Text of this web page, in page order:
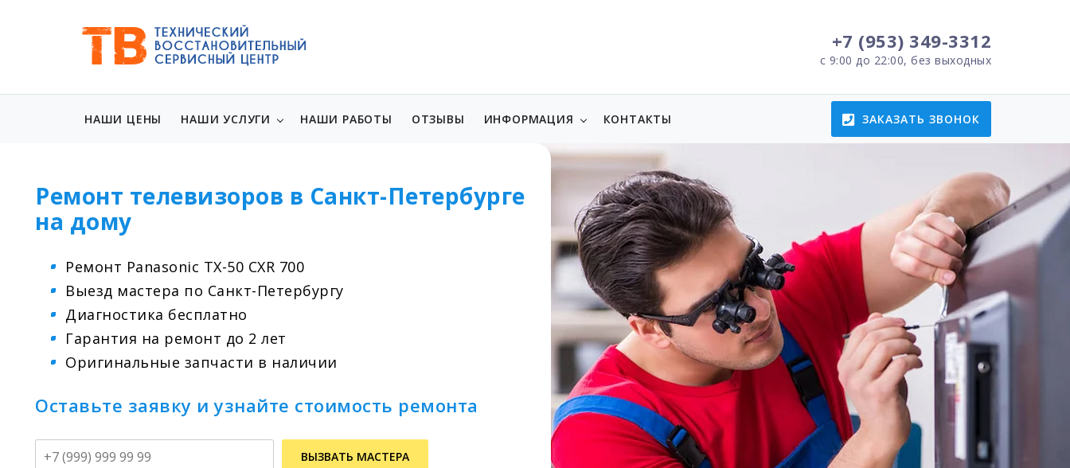
+7 (953) 349-3312
с 9:00 до 22:00, без выходных
НАШИ ЦЕНЫ НАШИ УСЛУГИ НАШИ РАБОТЫ ОТЗЫВЫ ИНФОРМАЦИЯ КОНТАКТЫ ЗАКАЗАТЬ ЗВОНОК
Ремонт телевизоров в Санкт-Петербурге
на дому
Ремонт Panasonic TX-50 CXR 700
Выезд мастера по Санкт-Петербургу
Диагностика бесплатно
Гарантия на ремонт до 2 лет
Оригинальные запчасти в наличии
Оставьте заявку и узнайте стоимость ремонта
ВЫЗВАТЬ МАСТЕРА